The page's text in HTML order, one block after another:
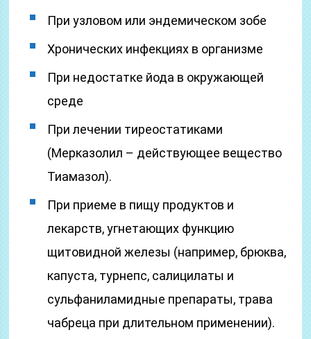
При узловом или эндемическом зобе
Хронических инфекциях в организме
При недостатке йода в окружающей
среде
При лечении тиреостатиками
(Мерказолил – действующее вещество
Тиамазол).
При приеме в пищу продуктов и
лекарств, угнетающих функцию
щитовидной железы (например, брюква,
капуста, турнепс, салицилаты и
сульфаниламидные препараты, трава
чабреца при длительном применении).